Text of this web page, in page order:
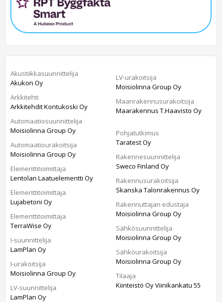
Akustiikkasuunnittelija
Akukon Oy
Arkkitehti
Arkkitehdit Kontukoski Oy
Automaatiosuunnittelija
Moisiolinna Group Oy
Automaatiourakoitsija
Moisiolinna Group Oy
Elementtitoimittaja
Lentolan Laatuelementti Oy
Elementtitoimittaja
Lujabetoni Oy
Elementtitoimittaja
TerraWise Oy
I-suunnittelija
LamPlan Oy
I-urakoitsija
Moisiolinna Group Oy
LV-suunnittelija
LamPlan Oy
LV-urakoitsija
Moisiolinna Group Oy
Maanrakennusurakoitsija
Maarakennus T.Haavisto Oy
Pohjatutkimus
Taratest Oy
Rakennesuunnittelija
Sweco Finland Oy
Rakennusurakoitsija
Skanska Talonrakennus Oy
Rakennuttajan edustaja
Moisiolinna Group Oy
Sähkösuunnittelija
Moisiolinna Group Oy
Sähköurakoitsija
Moisiolinna Group Oy
Tilaaja
Kiinteistö Oy Viinikankatu 55